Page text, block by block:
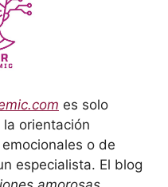
es solo
orientación
o de
especialista. El blog